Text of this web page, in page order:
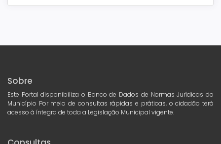
Sobre
Este Portal disponibiliza o Banco de Dados de Normas Jurídicas do
Município Por meio de consultas rápidas e práticas, o cidadão terá
acesso à íntegra de toda a Legislação Municipal vigente.